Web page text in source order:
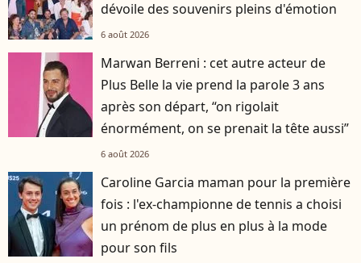
dévoile des souvenirs pleins d'émotion
6 août 2026
Marwan Berreni : cet autre acteur de
Plus Belle la vie prend la parole 3 ans
après son départ, “on rigolait
énormément, on se prenait la tête aussi”
6 août 2026
Caroline Garcia maman pour la première
fois : l'ex-championne de tennis a choisi
un prénom de plus en plus à la mode
pour son fils